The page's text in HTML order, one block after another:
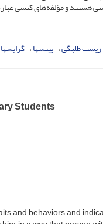
و مؤلفه‌های کنشی
زیست طلبگی بینش‏ها
Students
and behaviors and